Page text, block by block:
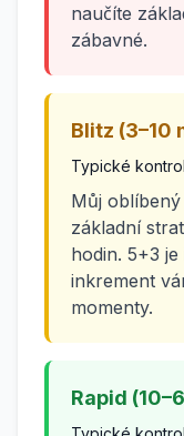
naučíte
zábavné.
Blitz (3–10
Typické
Můj
základní
hodin. 5+3
inkrement
momenty.
Rapid